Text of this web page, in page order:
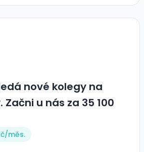
nové kolegy na
u nás za 35 100
měs.